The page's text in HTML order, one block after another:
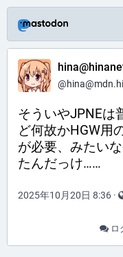
そういやJPNEは
ど何故かHGW用
が必要、みたい
たんだっけ……
2025年10月20日 8:36 ·
ロ